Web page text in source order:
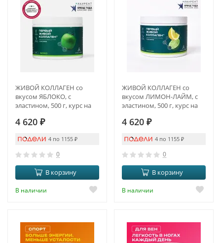
ЖИВОЙ КОЛЛАГЕН со
вкусом ЯБЛОКО, с
эластином, 500 г, курс на
4 620 ₽
4 по 1155 ₽
0
В корзину
В наличии
ЖИВОЙ КОЛЛАГЕН со
вкусом ЛИМОН-ЛАЙМ, с
эластином, 500 г, курс на
4 620 ₽
4 по 1155 ₽
0
В корзину
В наличии